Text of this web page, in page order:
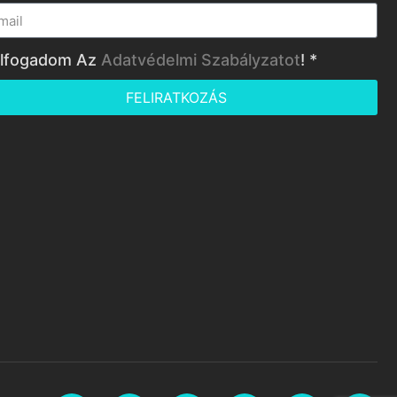
Az Adatvédelmi Szabályzatot! *
FELIRATKOZÁS